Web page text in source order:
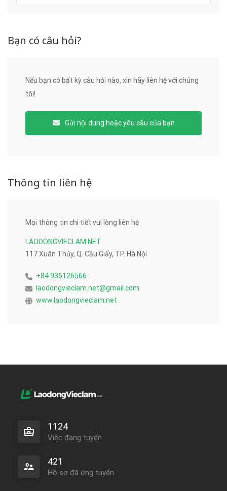
Bạn có câu hỏi?
Nếu bạn có bất kỳ câu hỏi nào, xin hãy liên hệ với chúng
tôi!
Gửi nội dung hoặc yêu cầu của bạn
Thông tin liên hệ
Mọi thông tin chi tiết vui lòng liên hệ
LAODONGVIECLAM.NET
117 Xuân Thủy, Q. Cầu Giấy, TP. Hà Nội
+84 936126566
laodongvieclam.net@gmail.com
www.laodongvieclam.net
1124
Việc đang tuyển
421
Hồ sơ đã ứng tuyển